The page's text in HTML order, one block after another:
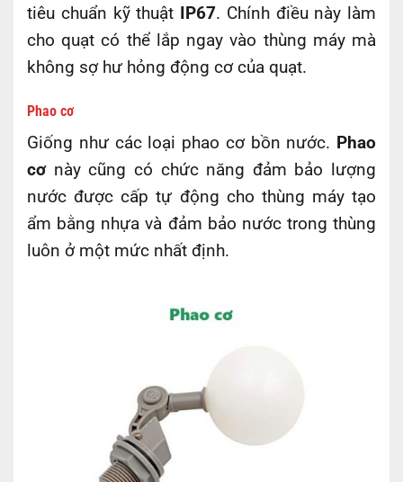
tiêu chuẩn kỹ thuật IP67. Chính điều này làm
cho quạt có thể lắp ngay vào thùng máy mà
không sợ hư hỏng động cơ của quạt.
Phao cơ
Giống như các loại phao cơ bồn nước. Phao
cơnày cũng có chức năng đảm bảo lượng
nước được cấp tự động cho thùng máy tạo
ẩm bằng nhựa và đảm bảo nước trong thùng
luôn ở một mức nhất định.